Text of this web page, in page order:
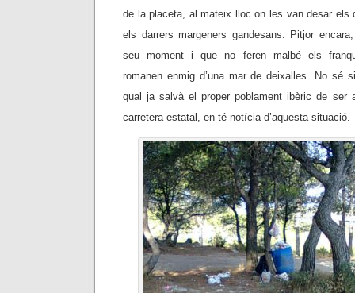
de la placeta, al mateix lloc on les van desar
els darrers margeners gandesans. Pitjor
seu moment i que no feren malbé els
romanen enmig d’una mar de deixalles. No sé
qual ja salvà el proper poblament ibèric de ser
carretera estatal, en té notícia d’aquesta situació.